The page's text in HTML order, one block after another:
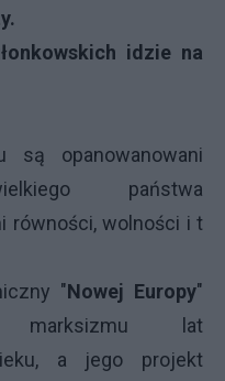
idzie na
są opanowanowani
państwa
równości, wolności i t
"Nowej Europy"
marksizmu lat
a jego projekt